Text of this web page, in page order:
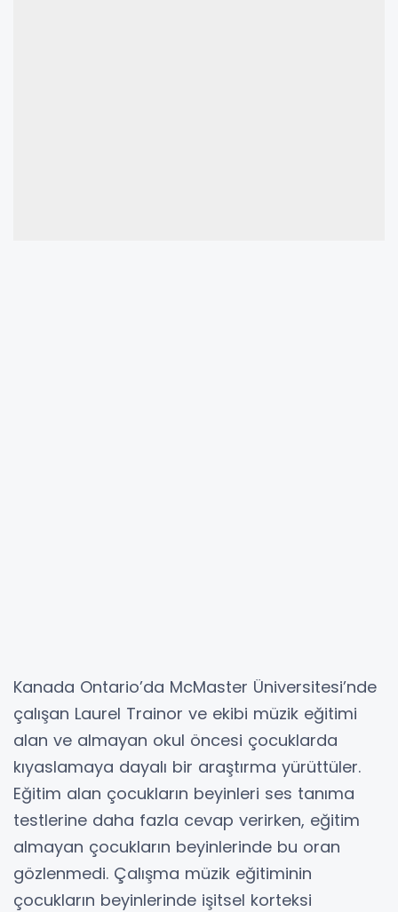
Kanada Ontario’da McMaster Üniversitesi’nde
çalışan Laurel Trainor ve ekibi müzik eğitimi
alan ve almayan okul öncesi çocuklarda
kıyaslamaya dayalı bir araştırma yürüttüler.
Eğitim alan çocukların beyinleri ses tanıma
testlerine daha fazla cevap verirken, eğitim
almayan çocukların beyinlerinde bu oran
gözlenmedi. Çalışma müzik eğitiminin
çocukların beyinlerinde işitsel korteksi